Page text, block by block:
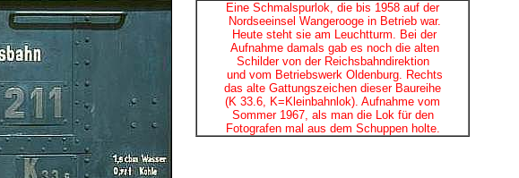
Eine Schmalspurlok, die bis 1958 auf der
Nordseeinsel Wangerooge in Betrieb war.
Heute steht sie am Leuchtturm. Bei der
Aufnahme damals gab es noch die alten
Schilder von der Reichsbahndirektion
und vom Betriebswerk Oldenburg. Rechts
das alte Gattungszeichen dieser Baureihe
(K 33.6, K=Kleinbahnlok). Aufnahme vom
Sommer 1967, als man die Lok für den
Fotografen mal aus dem Schuppen holte.